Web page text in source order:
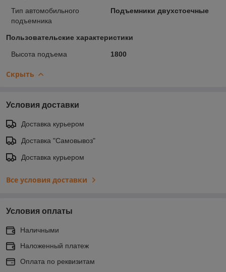
Тип автомобильного
подъемника
Подъемники двухстоечные
Пользовательские характеристики
Высота подъема 1800
Скрыть
Условия доставки
Доставка курьером
Доставка "Самовывоз"
Доставка курьером
Все условия доставки
Условия оплаты
Наличными
Наложенный платеж
Оплата по реквизитам